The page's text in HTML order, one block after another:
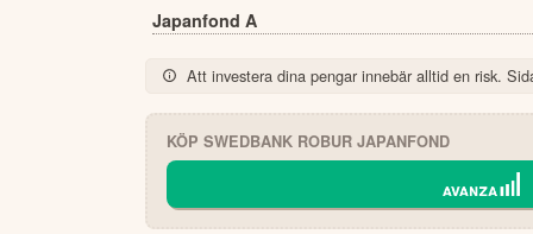
Japanfond A
Att investera dina pengar innebär alltid en risk.
KÖP SWEDBANK ROBUR JAPANFOND